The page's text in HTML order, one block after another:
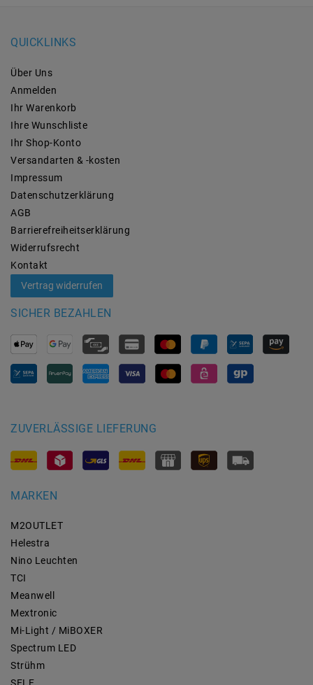
QUICKLINKS
Über Uns
Anmelden
Ihr Warenkorb
Ihre Wunschliste
Ihr Shop-Konto
Versandarten & -kosten
Impressum
Daten­schutz­erklärung
AGB
Barrierefreiheitserklärung
Widerrufs­recht
Kontakt
Vertrag widerrufen
SICHER BEZAHLEN
ZUVERLÄSSIGE LIEFERUNG
MARKEN
M2OUTLET
Helestra
Nino Leuchten
TCI
Meanwell
Mextronic
Mi-Light / MiBOXER
Spectrum LED
Strühm